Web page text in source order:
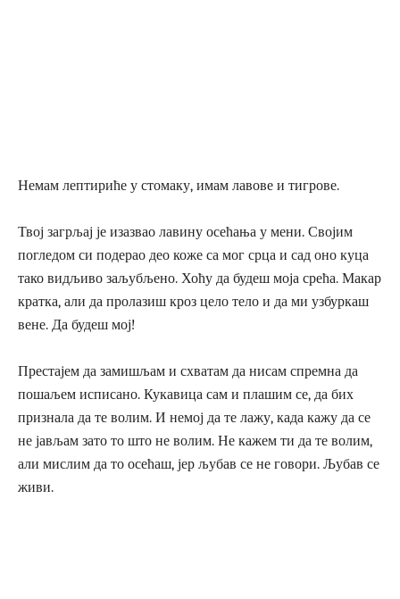
Немам лептириће у стомаку, имам лавове и тигрове.
Твој загрљај је изазвао лавину осећања у мени. Својим
погледом си подерао део коже са мог срца и сад оно куца
тако видљиво заљубљено. Хоћу да будеш моја срећа. Макар
кратка, али да пролазиш кроз цело тело и да ми узбуркаш
вене. Да будеш мој!
Престајем да замишљам и схватам да нисам спремна да
пошаљем исписано. Кукавица сам и плашим се, да бих
признала да те волим. И немој да те лажу, када кажу да се
не јављам зато то што не волим. Не кажем ти да те волим,
али мислим да то осећаш, јер љубав се не говори. Љубав се
живи.